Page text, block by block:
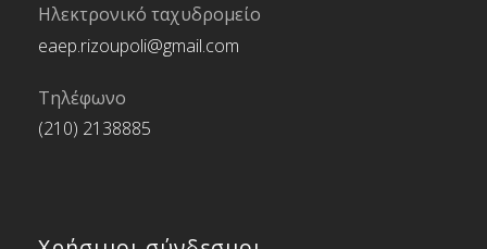
Ηλεκτρονικό ταχυδρομείο
eaep.rizoupoli@gmail.com
Τηλέφωνο
(210) 2138885